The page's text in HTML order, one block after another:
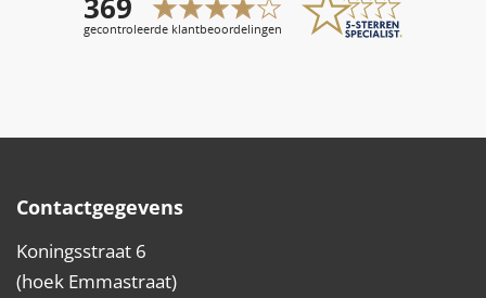
Contactgegevens
Koningsstraat 6
(hoek Emmastraat)